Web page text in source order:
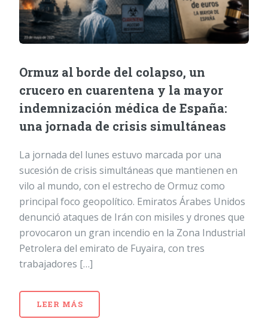
Ormuz al borde del colapso, un
crucero en cuarentena y la mayor
indemnización médica de España:
una jornada de crisis simultáneas
La jornada del lunes estuvo marcada por una
sucesión de crisis simultáneas que mantienen en
vilo al mundo, con el estrecho de Ormuz como
principal foco geopolítico. Emiratos Árabes Unidos
denunció ataques de Irán con misiles y drones que
provocaron un gran incendio en la Zona Industrial
Petrolera del emirato de Fuyaira, con tres
trabajadores […]
LEER MÁS